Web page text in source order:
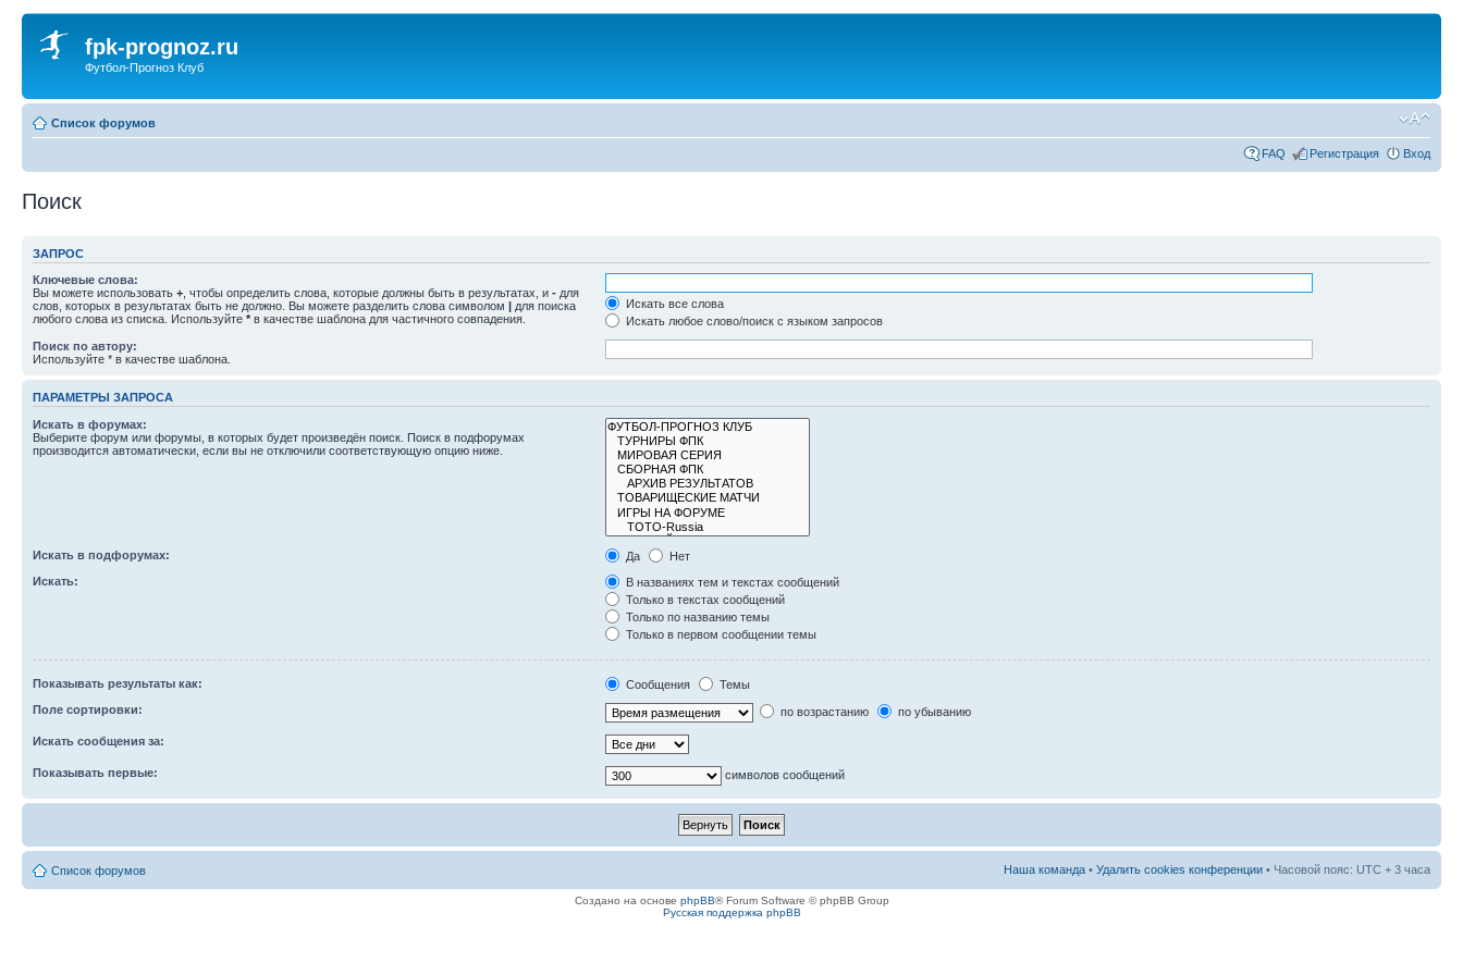
fpk-prognoz.ru
Футбол-Прогноз Клуб
Список форумов
FAQ Регистрация Вход
Поиск
ЗАПРОС
Ключевые слова:
Вы можете использовать + , чтобы определить слова, которые должны быть в результатах, и - для
слов, которых в результатах быть не должно. Вы можете разделить слова символом | для поиска
любого слова из списка. Используйте * в качестве шаблона для частичного совпадения.
Искать все слова
Искать любое слово/поиск с языком запросов
Поиск по автору:
Используйте * в качестве шаблона.
ПАРАМЕТРЫ ЗАПРОСА
Искать в форумах:
Выберите форум или форумы, в которых будет произведён поиск. Поиск в подфорумах
производится автоматически, если вы не отключили соответствующую опцию ниже.
Искать в подфорумах: Да
Нет
Искать:
В названиях тем и текстах сообщений
Только в текстах сообщений
Только по названию темы
Только в первом сообщении темы
Показывать результаты как: Сообщения
Темы
Поле сортировки:
по возрастанию по убыванию
Искать сообщения за:
Показывать первые: символов сообщений
Список форумов Наша команда • Удалить cookies конференции • Часовой пояс: UTC + 3 часа
Создано на основе phpBB® Forum Software © phpBB Group
Русская поддержка phpBB